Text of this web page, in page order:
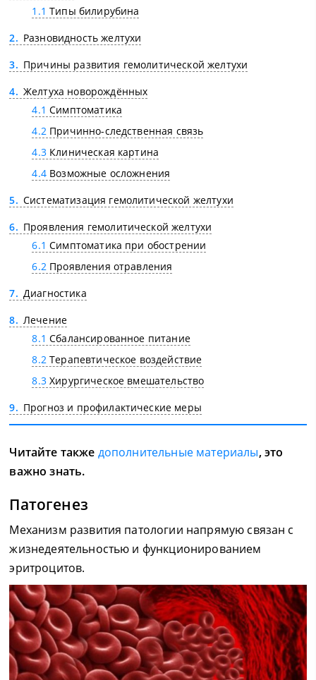
1.1 Типы билирубина
2
Разновидность желтухи
3
Причины развития гемолитической желтухи
4
Желтуха новорождённых
4.1 Симптоматика
4.2Причинно-следственная связь
4.3Клиническая картина
4.4Возможные осложнения
5
Систематизация гемолитической желтухи
6
Проявления гемолитической желтухи
6.1 Симптоматика при обострении
6.2Проявления отравления
7
Диагностика
8
Лечение
8.1 Сбалансированное питание
8.2Терапевтическое воздействие
8.3Хирургическое вмешательство
9
Прогноз и профилактические меры
Читайте также дополнительные материалы, это
важно знать.
Патогенез
Механизм развития патологии напрямую связан с
жизнедеятельностью и функционированием
эритроцитов.